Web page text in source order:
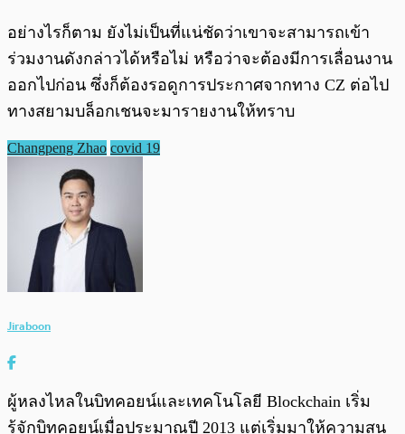
อย่างไรก็ตาม ยังไม่เป็นที่แน่ชัดว่าเขาจะสามารถเข้า
ร่วมงานดังกล่าวได้หรือไม่ หรือว่าจะต้องมีการเลื่อนงาน
ออกไปก่อน ซึ่งก็ต้องรอดูการประกาศจากทาง CZ ต่อไป
ทางสยามบล็อกเชนจะมารายงานให้ทราบ
Changpeng Zhao covid 19
Jiraboon
ผู้หลงไหลในบิทคอยน์และเทคโนโลยี Blockchain เริ่ม
รู้จักบิทคอยน์เมื่อประมาณปี 2013 แต่เริ่มมาให้ความสน